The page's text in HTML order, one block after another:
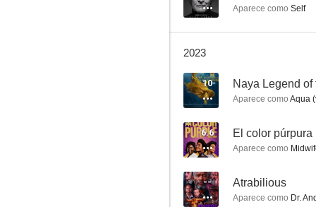
Los descendientes 2
Aparece como Self
2023
10
Aparece como Aqua
6.6 El color púrpura
Aparece como
-- Atrabilious
Aparece como Dr.